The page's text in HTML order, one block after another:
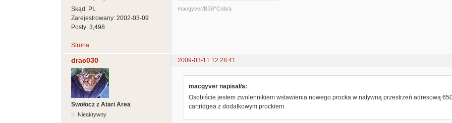
Skąd: PL
Zarejestrowany: 2002-03-09
Posty: 3,498
macgyver/BJB^Cobra
Strona
drac030 2009-03-11 12:28:41
Swołocz z Atari Area
Nieaktywny
macgyver napisał/a:
Osobiście jestem zwolennikiem wstawienia nowego procka w natywną przestrzeń adresową
cartridgea z dodatkowym prockiem.